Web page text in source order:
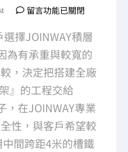
留言功能已關閉
擇JOINWAY積層
為有承重與較寬的
，決定把搭建全廠
』的工程交給
，在JOINWAY專業
性，與客戶希望較
間跨距4米的槽鐵